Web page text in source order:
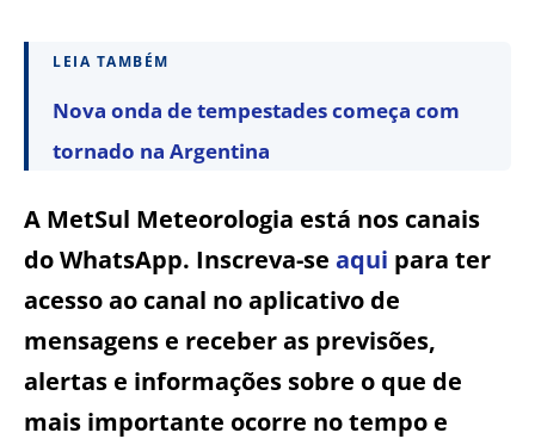
LEIA TAMBÉM
Nova onda de tempestades começa com
tornado na Argentina
A MetSul Meteorologia está nos canais
do WhatsApp. Inscreva-se aqui para ter
acesso ao canal no aplicativo de
mensagens e receber as previsões,
alertas e informações sobre o que de
mais importante ocorre no tempo e